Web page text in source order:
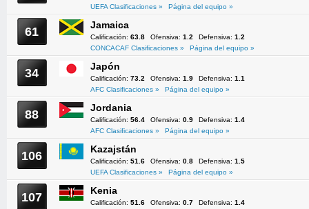
UEFA Clasificaciones »
Página del equipo »
61 Jamaica
Calificación: 63.8 Ofensiva: 1.2 Defensiva: 1.2
CONCACAF Clasificaciones »
Página del equipo »
34 Japón
Calificación: 73.2 Ofensiva: 1.9 Defensiva: 1.1
AFC Clasificaciones »
Página del equipo »
88 Jordania
Calificación: 56.4 Ofensiva: 0.9 Defensiva: 1.4
AFC Clasificaciones »
Página del equipo »
106 Kazajstán
Calificación: 51.6 Ofensiva: 0.8 Defensiva: 1.5
UEFA Clasificaciones »
Página del equipo »
107 Kenia
Calificación: 51.6 Ofensiva: 0.7 Defensiva: 1.4